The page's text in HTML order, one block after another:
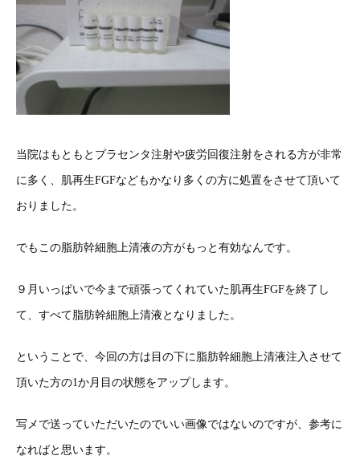
当院はもともとプラセンタ注射や疲労回復注射をされる方が非常
に多く、肌再生FGFなどもかなり多くの方に処置をさせて頂いて
おりました。
でもこの脂肪幹細胞上清液の方がもっと有効なんです。
９月いっぱいで今まで頑張ってくれていた肌再生FGFを終了し
て、すべて脂肪幹細胞上清液となりました。
ということで、今回の方は目の下に脂肪幹細胞上清液注入させて
頂いた方の1か月目の状態をアップします。
写メで送っていただいたのでいい画像ではないのですが、参考に
なればと思います。